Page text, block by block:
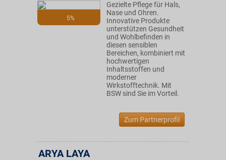
5%
Gezielte Pflege für Hals,
Nase und Ohren.
Innovative Produkte
unterstützen Gesundheit
und Wohlbefinden in
diesen sensiblen
Bereichen, kombiniert mit
hochwertigen
Inhaltsstoffen und
moderner
Wirkstofftechnik. Mit
BSW sind Sie im Vorteil.
Zum Partnerprofil
ARYA LAYA